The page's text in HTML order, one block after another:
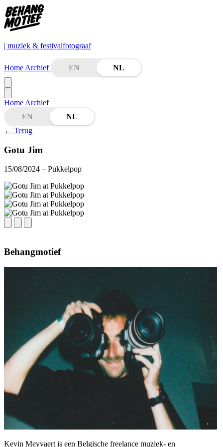
| muziek & festivalfotograaf
Home Archief EN NL
Home Archief
EN
NL
← Terug
Gotu Jim
15/08/2024 – Pukkelpop
Behangmotief
Kevin Meyvaert is een Belgische freelance muziek- en